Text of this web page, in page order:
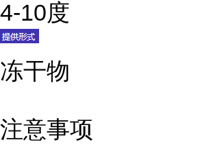
4-10度
冻干物
注意事项